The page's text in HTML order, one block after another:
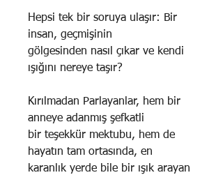
Hepsi tek bir soruya ulaşır: Bir
insan, geçmişinin
gölgesinden nasıl çıkar ve kendi
ışığını nereye taşır?
Kırılmadan Parlayanlar, hem bir
anneye adanmış şefkatli
bir teşekkür mektubu, hem de
hayatın tam ortasında, en
karanlık yerde bile bir ışık arayan